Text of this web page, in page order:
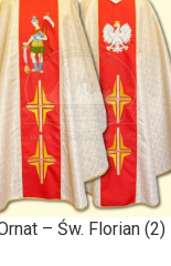
– Św. Florian (2)